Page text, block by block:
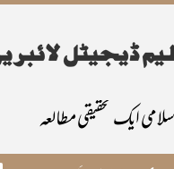
ایک تحقیقی مطالعہ